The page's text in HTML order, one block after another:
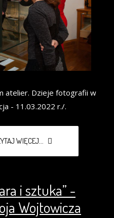
atelier. Dzieje fotografii w
- 11.03.2022 r./.
WIĘCEJ...
i sztuka” -
Wojtowicza